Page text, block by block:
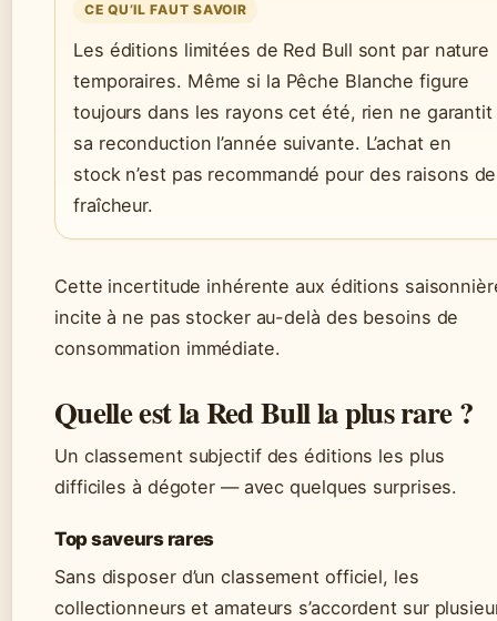
CE QU’IL FAUT SAVOIR
Les éditions limitées de Red Bull sont par nature
temporaires. Même si la Pêche Blanche figure
toujours dans les rayons cet été, rien ne garantit
sa reconduction l’année suivante. L’achat en
stock n’est pas recommandé pour des raisons de
fraîcheur.
Cette incertitude inhérente aux éditions
incite à ne pas stocker au-delà des besoins de
consommation immédiate.
Quelle est la Red Bull la plus rare ?
Un classement subjectif des éditions les plus
difficiles à dégoter — avec quelques surprises.
Top saveurs rares
Sans disposer d’un classement officiel, les
collectionneurs et amateurs s’accordent sur